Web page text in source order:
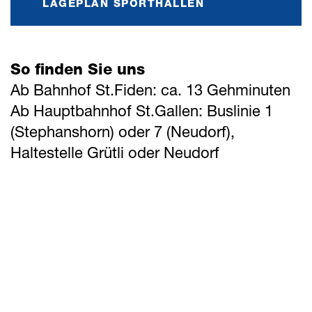
LAGEPLAN SPORTHALLEN
So finden Sie uns
Ab Bahnhof St.Fiden: ca. 13 Gehminuten
Ab Hauptbahnhof St.Gallen: Buslinie 1
(Stephanshorn) oder 7 (Neudorf),
Haltestelle Grütli oder Neudorf